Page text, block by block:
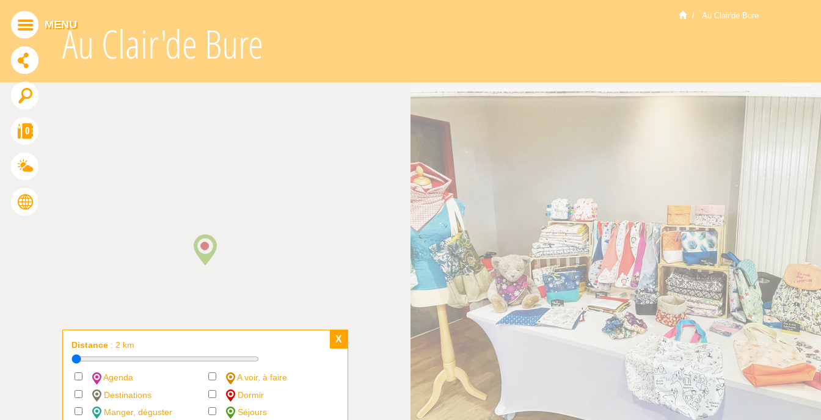
Au Clair'de Bure
Au Clair'de Bure
X
Distance : 2 km
Agenda
A voir, à faire
Destinations
Dormir
Manger, déguster
Séjours
MENU
ADDTHIS EST DÉSACTIVÉ. Autoriser
0
FRANÇAIS